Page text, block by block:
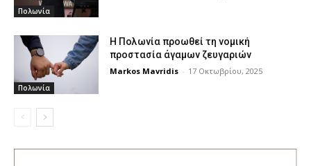
Πολωνία
Πολωνία
Η Πολωνία προωθεί τη νομική
προστασία άγαμων ζευγαριών
Markos Mavridis - 17 Οκτωβρίου, 2025